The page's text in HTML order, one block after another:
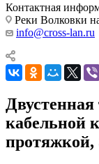
Контактная
Реки Волковки
info@cross-lan.ru
кабельной
протяжкой,